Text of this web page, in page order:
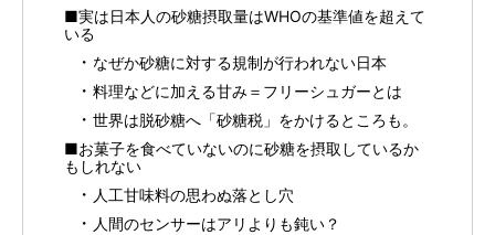
■実は日本人の砂糖摂取量はWHOの基準値を超えて
いる
なぜか砂糖に対する規制が行われない日本
料理などに加える甘み＝フリーシュガーとは
世界は脱砂糖へ「砂糖税」をかけるところも。
■お菓子を食べていないのに砂糖を摂取しているか
もしれない
人工甘味料の思わぬ落とし穴
人間のセンサーはアリよりも鈍い？